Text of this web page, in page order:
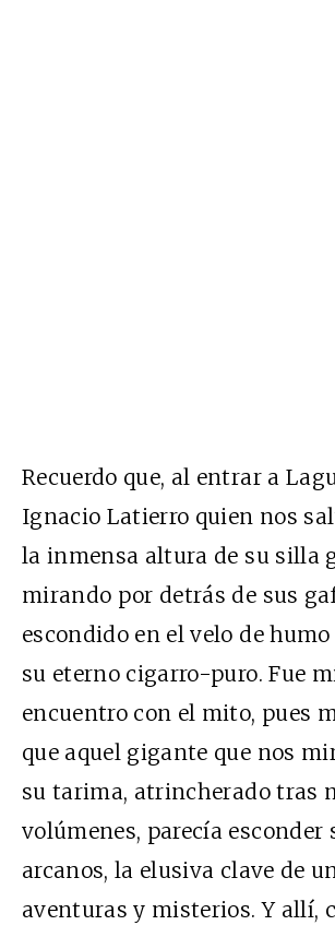
Recuerdo que, al entrar a
Ignacio Latierro quien nos
la inmensa altura de su silla
mirando por detrás de sus
escondido en el velo de
su eterno cigarro-puro. Fue
encuentro con el mito, pues
que aquel gigante que nos
su tarima, atrincherado tras
volúmenes, parecía esconder
arcanos, la elusiva clave de
aventuras y misterios. Y allí,